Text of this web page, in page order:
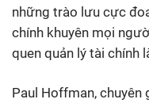
những trào lưu cực
chính khuyên mọi
quen quản lý tài chính
Paul Hoffman, chuyên